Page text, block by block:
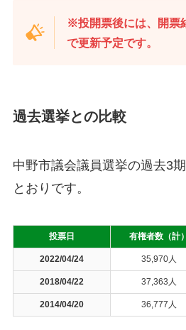
※投開票後には、開票
で更新予定です。
過去選挙との比較
中野市議会議員選挙の過去3
とおりです。
投票日 有権者数（計）
2022/04/24 35,970人
2018/04/22 37,363人
2014/04/20 36,777人